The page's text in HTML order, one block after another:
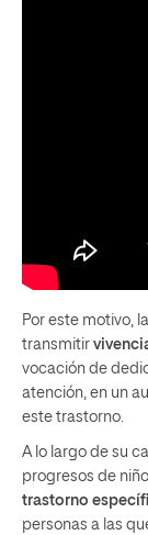
Por este motivo,
transmitir
vocación de
atención, en un
este trastorno.
A lo largo de su
progresos de
trastorno
personas a las